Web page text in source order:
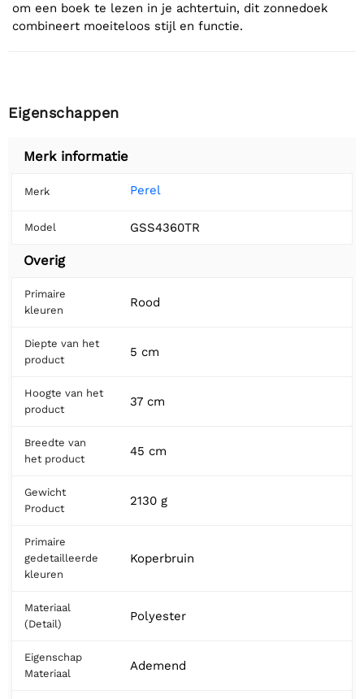
om een boek te lezen in je achtertuin, dit zonnedoek
combineert moeiteloos stijl en functie.
Eigenschappen
Merk informatie
Merk Perel
Model GSS4360TR
Overig
Primaire
kleuren
Rood
Diepte van het
product
5 cm
Hoogte van het
product
37 cm
Breedte van
het product
45 cm
Gewicht
Product
2130 g
Primaire
gedetailleerde
kleuren
Koperbruin
Materiaal
(Detail)
Polyester
Eigenschap
Materiaal
Ademend